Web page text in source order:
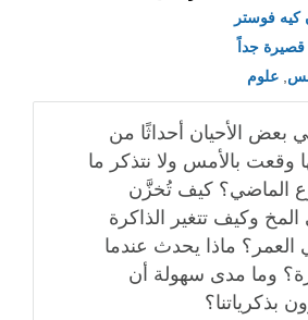
كيه فوستر
جداً
, علوم
بعض الأحيان أحداثًا من
وقعت بالأمس ولا نتذكر ما
الماضي؟ كيف تُخزَّن
المخ وكيف تتغير الذاكرة
العمر؟ ماذا يحدث عندما
وما مدى سهولة أن
بذكرياتنا؟